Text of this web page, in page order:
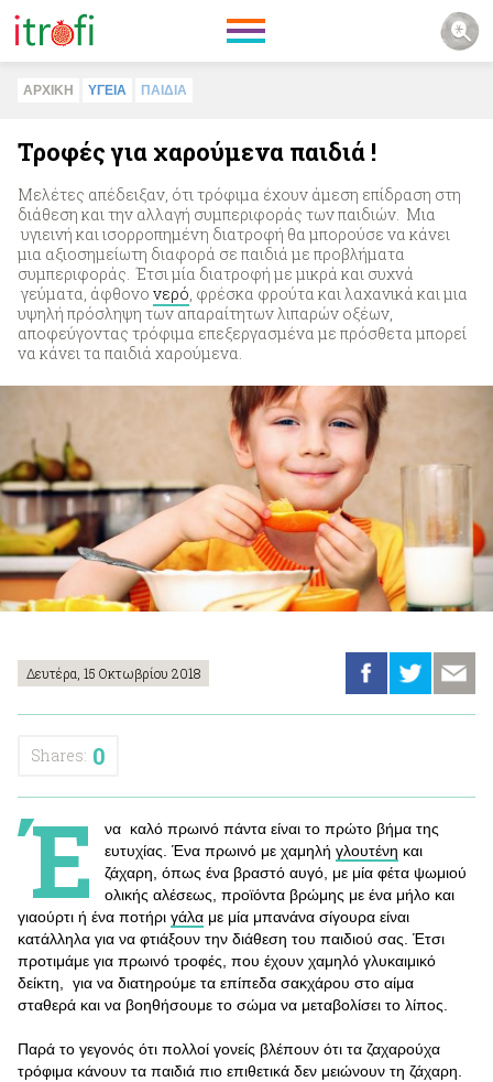
ΑΡΧΙΚΗ ΥΓΕΙΑ ΠΑΙΔΙA
Τροφές για χαρούμενα παιδιά !
Μελέτες απέδειξαν, ότι τρόφιμα έχουν άμεση επίδραση στη
διάθεση και την αλλαγή συμπεριφοράς των παιδιών. Μια
υγιεινή και ισορροπημένη διατροφή θα μπορούσε να κάνει
μια αξιοσημείωτη διαφορά σε παιδιά με προβλήματα
συμπεριφοράς. Έτσι μία διατροφή με μικρά και συχνά
γεύματα, άφθονο νερό, φρέσκα φρούτα και λαχανικά και μια
υψηλή πρόσληψη των απαραίτητων λιπαρών οξέων,
αποφεύγοντας τρόφιμα επεξεργασμένα με πρόσθετα μπορεί
να κάνει τα παιδιά χαρούμενα.
Δευτέρα, 15 Οκτωβρίου 2018
Shares: 0
Έ
να καλό πρωινό πάντα είναι το πρώτο βήμα της
ευτυχίας. Ένα πρωινό με χαμηλή γλουτένη και
ζάχαρη, όπως ένα βραστό αυγό, με μία φέτα ψωμιού
ολικής αλέσεως, προϊόντα βρώμης με ένα μήλο και
γιαούρτι ή ένα ποτήρι γάλα με μία μπανάνα σίγουρα είναι
κατάλληλα για να φτιάξουν την διάθεση του παιδιού σας. Έτσι
προτιμάμε για πρωινό τροφές, που έχουν χαμηλό γλυκαιμικό
δείκτη, για να διατηρούμε τα επίπεδα σακχάρου στο αίμα
σταθερά και να βοηθήσουμε το σώμα να μεταβολίσει το λίπος.
Παρά το γεγονός ότι πολλοί γονείς βλέπουν ότι τα ζαχαρούχα
τρόφιμα κάνουν τα παιδιά πιο επιθετικά δεν μειώνουν τη ζάχαρη.